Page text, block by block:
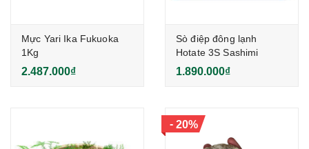
Mực Yari Ika Fukuoka
1Kg
2.487.000₫
Sò điệp đông lạnh
Hotate 3S Sashimi
Grade 1Kg
1.890.000₫
-20%